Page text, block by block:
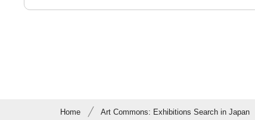
Home Art Commons: Exhibitions Search in Japan